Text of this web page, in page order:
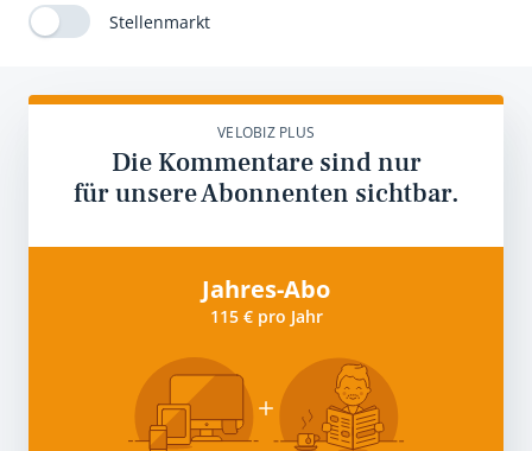
Stellenmarkt
VELOBIZ PLUS
Die Kommentare sind nur
für unsere Abonnenten sichtbar.
Jahres-Abo
115 € pro Jahr